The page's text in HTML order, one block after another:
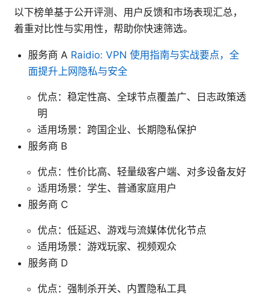
以下榜单基于公开评测、用户反馈和市场表现汇总，
着重对比性与实用性，帮助你快速筛选。
服务商 A Raidio: VPN 使用指南与实战要点，全
面提升上网隐私与安全
优点：稳定性高、全球节点覆盖广、日志政策透
明
适用场景：跨国企业、长期隐私保护
服务商 B
优点：性价比高、轻量级客户端、对多设备友好
适用场景：学生、普通家庭用户
服务商 C
优点：低延迟、游戏与流媒体优化节点
适用场景：游戏玩家、视频观众
服务商 D
优点：强制杀开关、内置隐私工具